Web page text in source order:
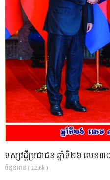
ទស្សវដ្តីប្រជាជន ឆ្នាំទី២៦ លេខ៣
ចំនួនអាន ( 12.6k )